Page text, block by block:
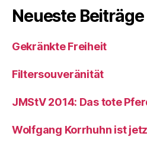
Neueste Beiträge
Gekränkte Freiheit
Filtersouveränität
JMStV 2014: Das tote
Wolfgang Korrhuhn ist